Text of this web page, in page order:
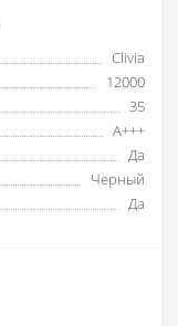
Clivia
12000
35
A+++
Да
Черный
Да